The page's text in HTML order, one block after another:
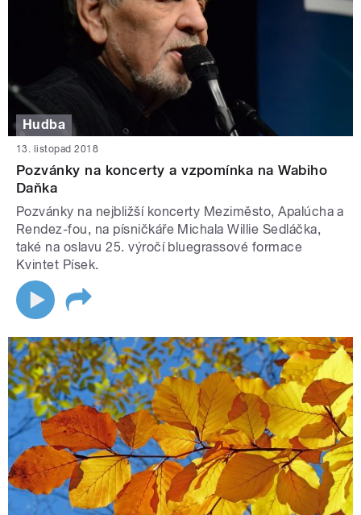
Hudba
13. listopad 2018
Pozvánky na koncerty a vzpomínka na Wabiho
Daňka
Pozvánky na nejbližší koncerty Meziměsto, Apalúcha a
Rendez-fou, na písničkáře Michala Willie Sedláčka,
také na oslavu 25. výročí bluegrassové formace
Kvintet Písek.